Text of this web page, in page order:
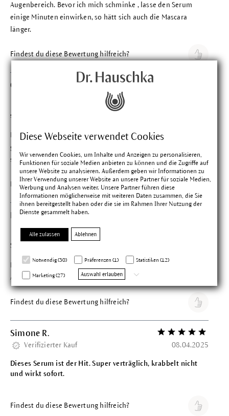
Diese Webseite verwendet Cookies
Wir verwenden Cookies, um Inhalte und Anzeigen zu personalisieren,
Funktionen für soziale Medien anbieten zu können und die Zugriffe auf
unsere Website zu analysieren. Außerdem geben wir Informationen zu
Ihrer Verwendung unserer Website an unsere Partner für soziale Medien,
Werbung und Analysen weiter. Unsere Partner führen diese
Informationen möglicherweise mit weiteren Daten zusammen, die Sie
ihnen bereitgestellt haben oder die sie im Rahmen Ihrer Nutzung der
Dienste gesammelt haben.
Alle zulassen Ablehnen
Notwendig (30) Präferenzen (1) Statistiken (12)
Marketing (27) Auswahl erlauben
Augenbereich. Bevor ich mich schminke , lasse den Serum
einige Minuten einwirken, so hätt sich auch die Mascara
länger.
Findest du diese Bewertung hilfreich?
Georgia A.
sehr angenehm auf der Haut
Das Augenserum ist sehr angenehm auf der Haut, hilft bei
gespannter und müder Augenpartie; sehr gut Konsistent und
sehr sparsam in der Anwendung
Findest du diese Bewertung hilfreich?
Heike S.
Verifizierter Kauf
Sehr gut
Das Serum ist sehr ergiebig und fühlt sich sehr angenehm im
Augenbereich.
Findest du diese Bewertung hilfreich?
Simone R. Bewertung mit 5
Verifizierter Kauf 08.04.2025
Dieses Serum ist der Hit. Super verträglich, krabbelt nicht
und wirkt sofort.
Findest du diese Bewertung hilfreich?